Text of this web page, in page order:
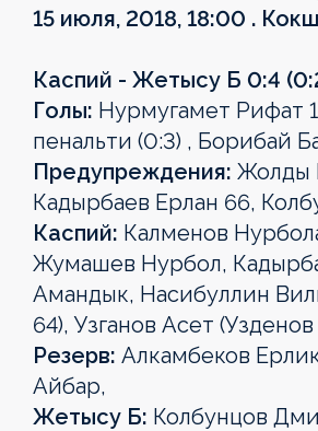
15 июля, 2018, 18:00 .
Каспий - Жетысу Б 0:4
Голы: Нурмугамет Рифат
пенальти (0:3) , Борибай
Предупреждения: Жолды
Кадырбаев Ерлан 66,
Каспий: Калменов
Жумашев Нурбол,
Амандык, Насибуллин
64), Узганов Асет
Резерв: Алкамбеков
Айбар,
Жетысу Б: Колбунцов